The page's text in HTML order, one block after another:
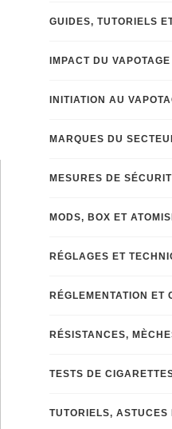
GUIDES, TUTORIELS
IMPACT DU
INITIATION AU
MARQUES DU
MESURES DE
MODS, BOX ET
RÉGLAGES ET
RÉGLEMENTATION ET
RÉSISTANCES,
TESTS DE
TUTORIELS, ASTUCES